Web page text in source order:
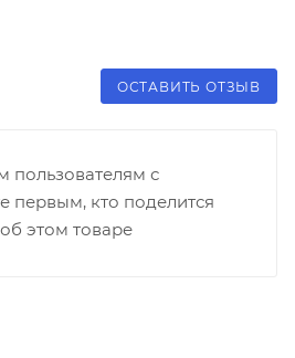
ОСТАВИТЬ ОТЗЫВ
пользователям с
первым, кто поделится
этом товаре